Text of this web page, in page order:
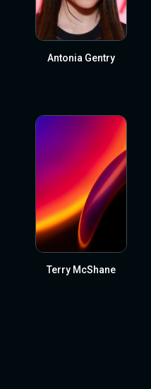
Antonia Gentry
Terry McShane